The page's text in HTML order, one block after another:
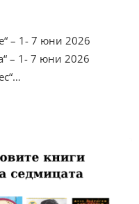
– 1- 7 юни 2026
– 1- 7 юни 2026